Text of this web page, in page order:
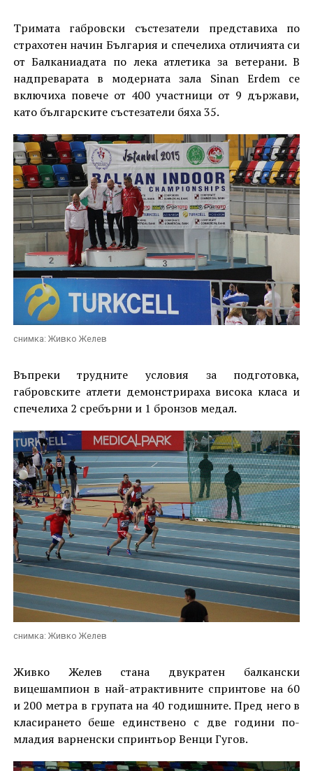
Тримата габровски състезатели представиха по
страхотен начин България и спечелиха отличията си
от Балканиадата по лека атлетика за ветерани. В
надпреварата в модерната зала Sinan Erdem се
включиха повече от 400 участници от 9 държави,
като българските състезатели бяха 35.
снимка: Живко Желев
Въпреки трудните условия за подготовка,
габровските атлети демонстрираха висока класа и
спечелиха 2 сребърни и 1 бронзов медал.
снимка: Живко Желев
Живко Желев стана двукратен балкански
вицешампион в най-атрактивните спринтове на 60
и 200 метра в групата на 40 годишните. Пред него в
класирането беше единствено с две години по-
младия варненски спринтьор Венци Гугов.